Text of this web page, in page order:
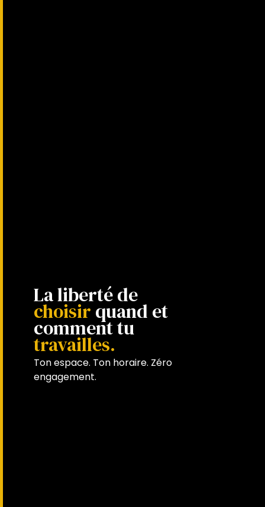
La liberté de
choisir quand et
comment tu
travailles.
Ton espace. Ton horaire. Zéro
engagement.